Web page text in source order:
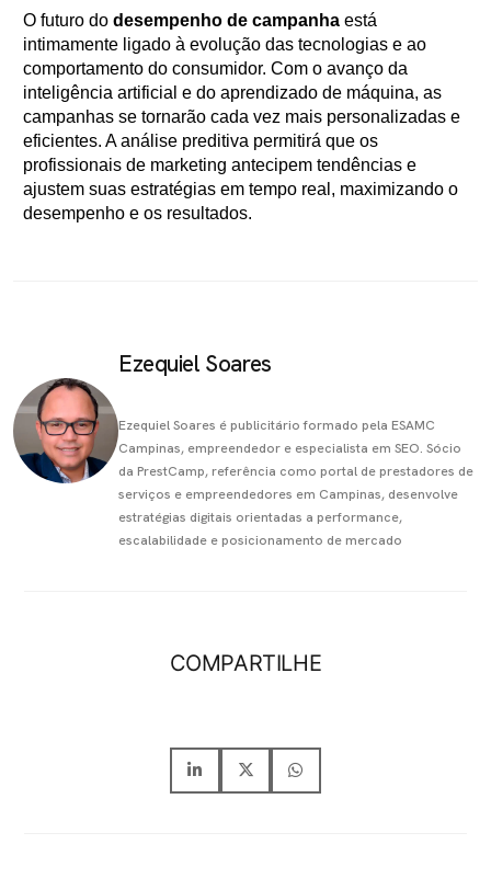
O futuro do desempenho de campanha está
intimamente ligado à evolução das tecnologias e ao
comportamento do consumidor. Com o avanço da
inteligência artificial e do aprendizado de máquina, as
campanhas se tornarão cada vez mais personalizadas e
eficientes. A análise preditiva permitirá que os
profissionais de marketing antecipem tendências e
ajustem suas estratégias em tempo real, maximizando o
desempenho e os resultados.
Ezequiel Soares
Ezequiel Soares é publicitário formado pela ESAMC
Campinas, empreendedor e especialista em SEO. Sócio
da PrestCamp, referência como portal de prestadores de
serviços e empreendedores em Campinas, desenvolve
estratégias digitais orientadas a performance,
escalabilidade e posicionamento de mercado
COMPARTILHE